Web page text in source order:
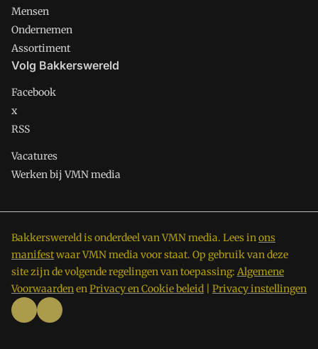
Mensen
Ondernemen
Assortiment
Volg Bakkerswereld
Facebook
x
RSS
Vacatures
Werken bij VMN media
Bakkerswereld is onderdeel van VMN media. Lees in ons
manifestwaar VMN media voor staat. Op gebruik van deze
site zijn de volgende regelingen van toepassing: Algemene
Voorwaarden en Privacy en Cookie beleid Privacy instellingen